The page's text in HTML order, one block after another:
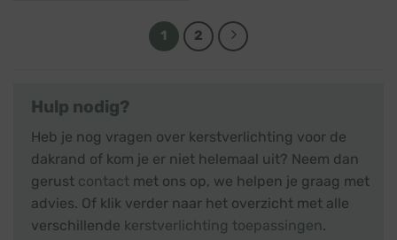
1 2
Hulp nodig?
Heb je nog vragen over kerstverlichting voor de
dakrand of kom je er niet helemaal uit? Neem dan
gerust contact met ons op, we helpen je graag met
advies. Of klik verder naar het overzicht met alle
verschillende kerstverlichting toepassingen.